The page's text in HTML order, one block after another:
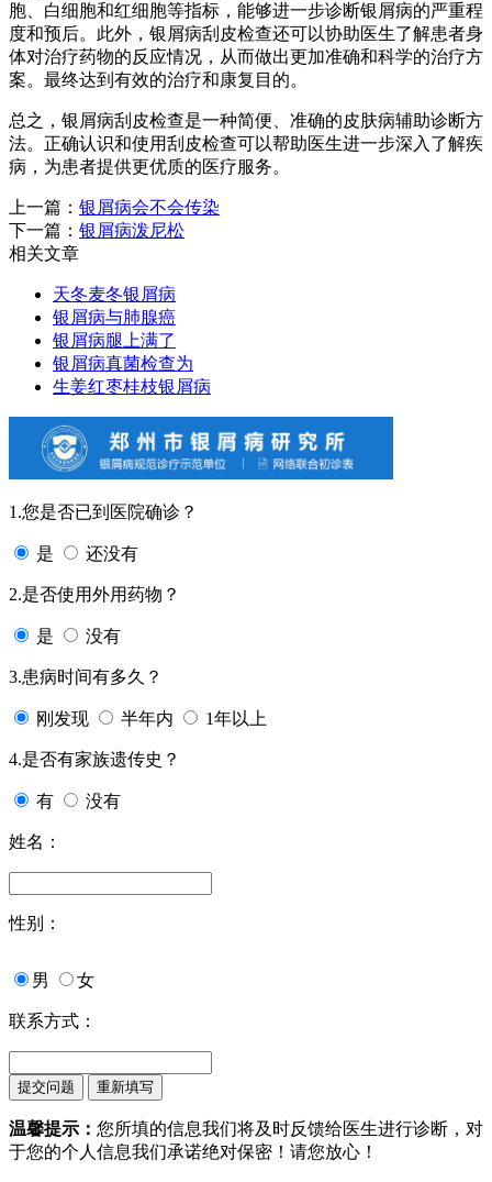
胞、白细胞和红细胞等指标，能够进一步诊断银屑病的严重程
度和预后。此外，银屑病刮皮检查还可以协助医生了解患者身
体对治疗药物的反应情况，从而做出更加准确和科学的治疗方
案。最终达到有效的治疗和康复目的。
总之，银屑病刮皮检查是一种简便、准确的皮肤病辅助诊断方
法。正确认识和使用刮皮检查可以帮助医生进一步深入了解疾
病，为患者提供更优质的医疗服务。
上一篇： 银屑病会不会传染
下一篇： 银屑病泼尼松
相关文章
天冬麦冬银屑病
银屑病与肺腺癌
银屑病腿上满了
银屑病真菌检查为
生姜红枣桂枝银屑病
1.您是否已到医院确诊？
是 还没有
2.是否使用外用药物？
是 没有
3.患病时间有多久？
刚发现 半年内 1年以上
4.是否有家族遗传史？
有 没有
姓名：
性别：
男 女
联系方式：
温馨提示： 您所填的信息我们将及时反馈给医生进行诊断，对
于您的个人信息我们承诺绝对保密！请您放心！